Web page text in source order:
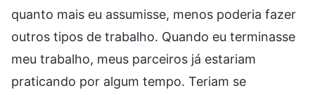
quanto mais eu assumisse, menos poderia fazer
outros tipos de trabalho. Quando eu terminasse
meu trabalho, meus parceiros já estariam
praticando por algum tempo. Teriam se